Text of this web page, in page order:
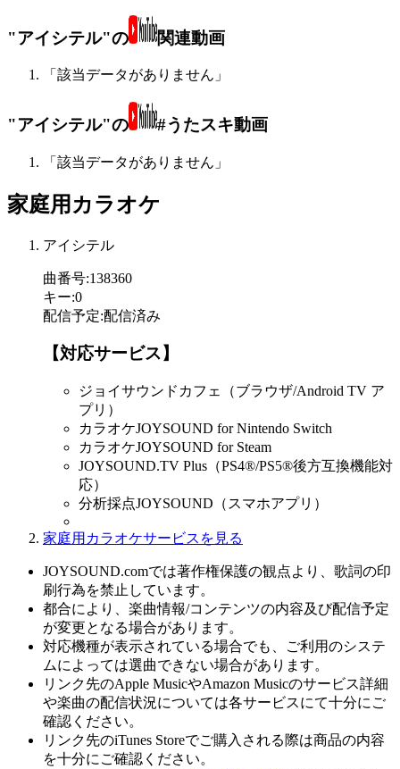
"アイシテル"の 関連動画
「該当データがありません」
"アイシテル"の #うたスキ動画
「該当データがありません」
家庭用カラオケ
アイシテル
曲番号:138360
キー:0
配信予定:配信済み
【対応サービス】
ジョイサウンドカフェ（ブラウザ/Android TV ア
プリ）
カラオケJOYSOUND for Nintendo Switch
カラオケJOYSOUND for Steam
JOYSOUND.TV Plus（PS4®/PS5®後方互換機能対
応）
分析採点JOYSOUND（スマホアプリ）
家庭用カラオケサービスを見る
JOYSOUND.comでは著作権保護の観点より、歌詞の印
刷行為を禁止しています。
都合により、楽曲情報/コンテンツの内容及び配信予定
が変更となる場合があります。
対応機種が表示されている場合でも、ご利用のシステ
ムによっては選曲できない場合があります。
リンク先のApple MusicやAmazon Musicのサービス詳細
や楽曲の配信状況については各サービスにて十分にご
確認ください。
リンク先のiTunes Storeでご購入される際は商品の内容
を十分にご確認ください。